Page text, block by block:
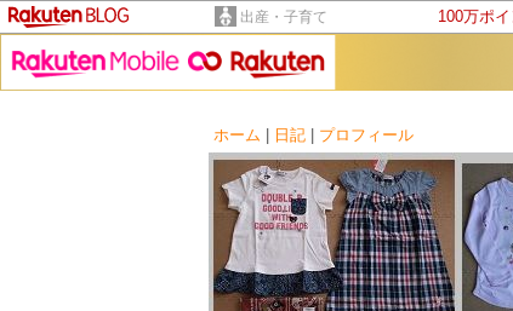
出産・子育て 100万ポ
ホーム
日記 プロフィール